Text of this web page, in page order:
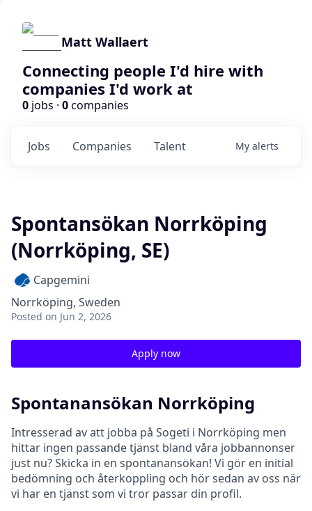
Matt Wallaert
Connecting people I'd hire with
companies I'd work at
0 jobs · 0companies
Jobs Companies Talent My alerts
Spontansökan Norrköping
(Norrköping, SE)
Capgemini
Norrköping, Sweden
Posted on Jun 2, 2026
Apply now
Spontanansökan Norrköping
Intresserad av att jobba på Sogeti i Norrköping men
hittar ingen passande tjänst bland våra jobbannonser
just nu? Skicka in en spontanansökan! Vi gör en initial
bedömning och återkoppling och hör sedan av oss när
vi har en tjänst som vi tror passar din profil.